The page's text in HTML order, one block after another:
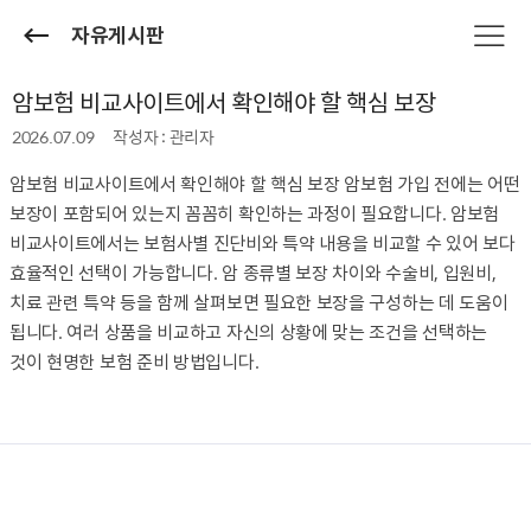
자유게시판
암보험 비교사이트에서 확인해야 할 핵심 보장
2026.07.09 작성자 : 관리자
암보험 비교사이트에서 확인해야 할 핵심 보장 암보험 가입 전에는 어떤
보장이 포함되어 있는지 꼼꼼히 확인하는 과정이 필요합니다. 암보험
비교사이트에서는 보험사별 진단비와 특약 내용을 비교할 수 있어 보다
효율적인 선택이 가능합니다. 암 종류별 보장 차이와 수술비, 입원비,
치료 관련 특약 등을 함께 살펴보면 필요한 보장을 구성하는 데 도움이
됩니다. 여러 상품을 비교하고 자신의 상황에 맞는 조건을 선택하는
것이 현명한 보험 준비 방법입니다.